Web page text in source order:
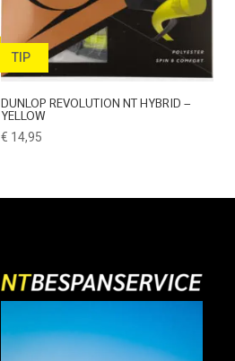
TIP
DUNLOP REVOLUTION NT HYBRID –
YELLOW
€ 14,95